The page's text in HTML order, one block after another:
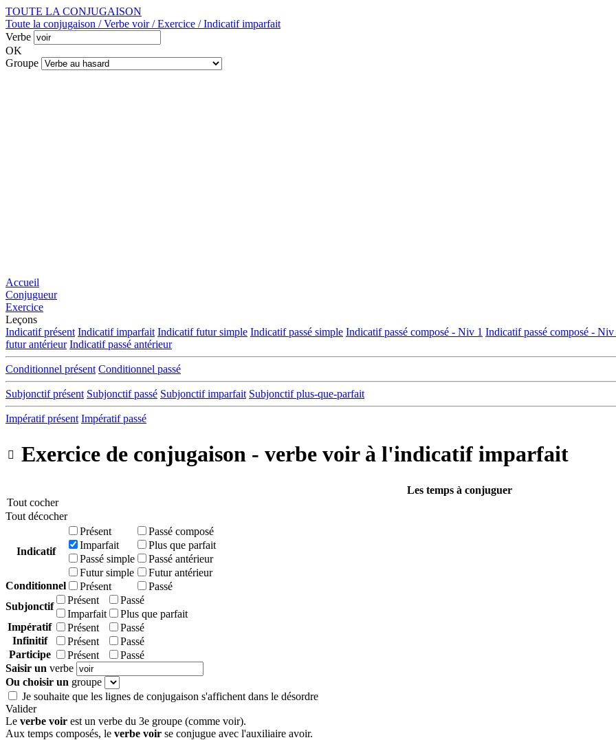
TOUTE LA CONJUGAISON
Toute la conjugaison / Verbe voir / Exercice / Indicatif imparfait
Verbe
OK
Groupe
Accueil
Conjugueur
Exercice
Leçons
Indicatif présent Indicatif imparfait Indicatif futur simple Indicatif passé simple Indicatif passé composé - Niv 1 Indicatif passé composé - Niv
futur antérieur Indicatif passé antérieur
Conditionnel présent Conditionnel passé
Subjonctif présent Subjonctif passé Subjonctif imparfait Subjonctif plus-que-parfait
Impératif présent Impératif passé
 Exercice de conjugaison - verbe voir à l'indicatif imparfait
Les temps à conjuguer
Tout cocher
Tout décocher
Indicatif
Présent
Passé composé
Imparfait
Plus que parfait
Passé simple
Passé antérieur
Futur simple
Futur antérieur
Conditionnel
Présent
Passé
Subjonctif
Présent
Passé
Imparfait
Plus que parfait
Impératif
Présent
Passé
Infinitif
Présent
Passé
Participe
Présent
Passé
Saisir un verbe
Ou choisir un groupe
Je souhaite que les lignes de conjugaison s'affichent dans le désordre
Valider
Le verbe voir est un verbe du 3e groupe (comme voir).
Aux temps composés, le verbe voir se conjugue avec l'auxiliaire avoir.